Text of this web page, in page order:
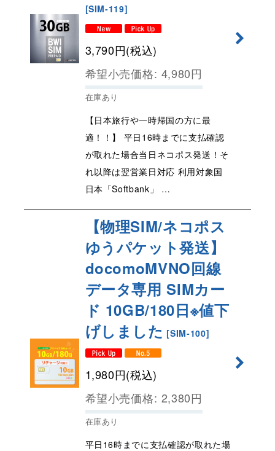
[SIM-119]
3,790円(税込)
希望小売価格: 4,980円
在庫あり
【日本旅行や一時帰国の方に最
適！！】 平日16時までに支払確認
が取れた場合当日ネコポス発送！そ
れ以降は翌営業日対応 利用対象国
日本「Softbank」 …
【物理SIM/ネコポス
ゆうパケット発送】
docomoMVNO回線
データ専用 SIMカー
ド 10GB/180日※値下
げしました [SIM-100]
1,980円(税込)
希望小売価格: 2,380円
在庫あり
平日16時までに支払確認が取れた場